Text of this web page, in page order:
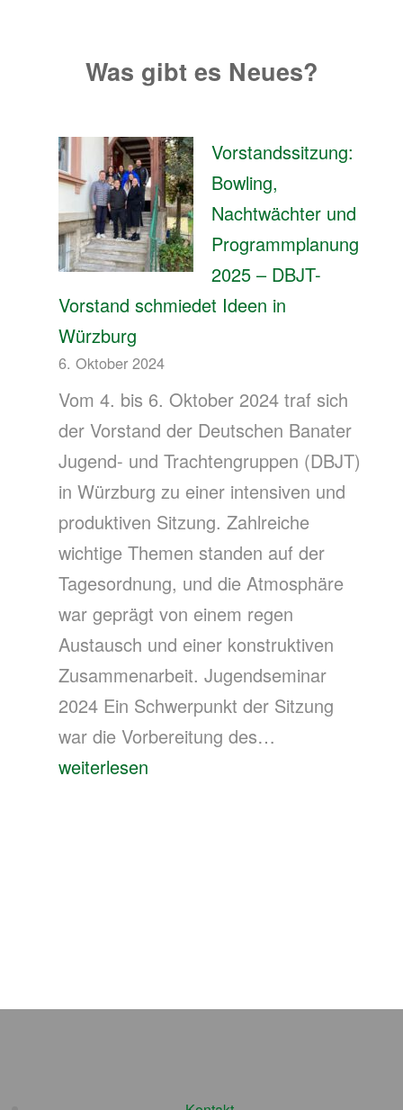
Was gibt es Neues?
Vorstandssitzung:
Bowling,
Nachtwächter und
Programmplanung
2025 – DBJT-
Vorstand schmiedet Ideen in
Würzburg
6. Oktober 2024
Vom 4. bis 6. Oktober 2024 traf sich
der Vorstand der Deutschen Banater
Jugend- und Trachtengruppen (DBJT)
in Würzburg zu einer intensiven und
produktiven Sitzung. Zahlreiche
wichtige Themen standen auf der
Tagesordnung, und die Atmosphäre
war geprägt von einem regen
Austausch und einer konstruktiven
Zusammenarbeit. Jugendseminar
2024 Ein Schwerpunkt der Sitzung
war die Vorbereitung des…
schmiedet
weiterlesen